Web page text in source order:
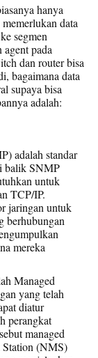
hanya
data
segmen
pada
dan router bisa
bagaimana data
supaya bisa
adalah:
adalah standar
balik SNMP
untuk
TCP/IP.
jaringan untuk
berhubungan
mereka
Managed
yang telah
diatur
perangkat
managed
Station (NMS)